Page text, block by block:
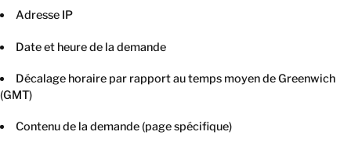
Adresse IP
Date et heure de la demande
Décalage horaire par rapport au temps moyen de Greenwich
(GMT)
Contenu de la demande (page spécifique)